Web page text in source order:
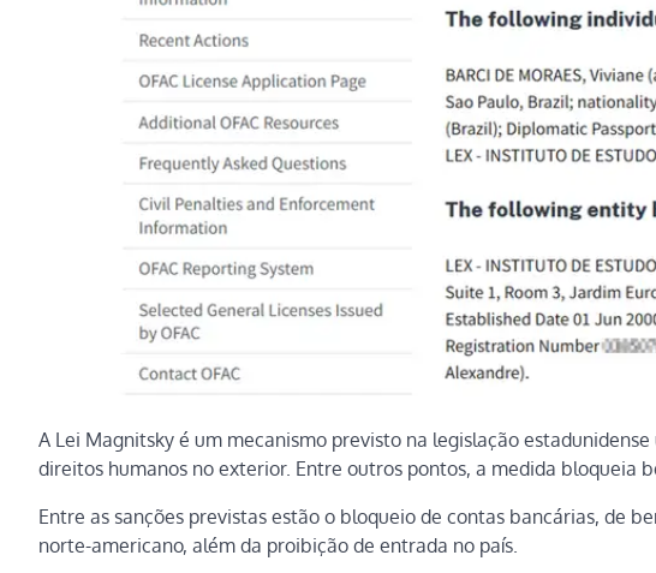
A Lei Magnitsky é um mecanismo previsto na legislação
direitos humanos no exterior. Entre outros pontos, a medida bloqueia
Entre as sanções previstas estão o bloqueio de contas bancárias, de
norte-americano, além da proibição de entrada no país.